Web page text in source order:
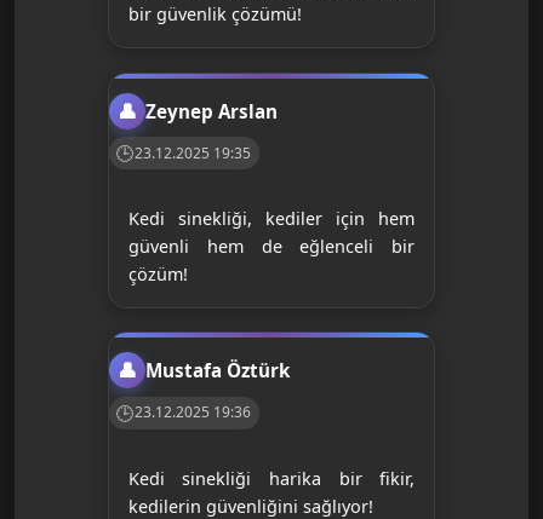
bir güvenlik çözümü!
Zeynep Arslan
23.12.2025 19:35
Kedi sinekliği, kediler için hem
güvenli hem de eğlenceli bir
çözüm!
Mustafa Öztürk
23.12.2025 19:36
Kedi sinekliği harika bir fikir,
kedilerin güvenliğini sağlıyor!